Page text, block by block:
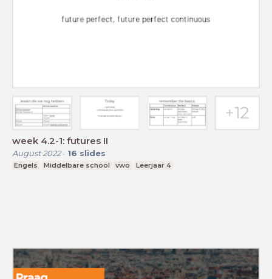
week 4.2-1: futures II
August 2022- 16 slides
Engels Middelbare school vwo Leerjaar 4